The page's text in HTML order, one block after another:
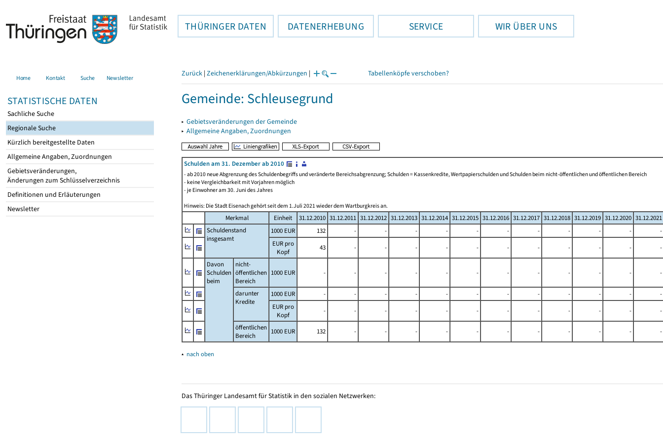
THÜRINGER DATEN DATENERHEBUNG SERVICE WIR ÜBER UNS
Home Kontakt Suche Newsletter
STATISTISCHE DATEN
Sachliche Suche
Regionale Suche
Kürzlich bereitgestellte Daten
Allgemeine Angaben, Zuordnungen
Gebietsveränderungen,
Änderungen zum Schlüsselverzeichnis
Definitionen und Erläuterungen
Newsletter
Zurück | Zeichenerklärungen/Abkürzungen | Tabellenköpfe verschoben?
Gemeinde: Schleusegrund
▸ Gebietsveränderungen der Gemeinde
▸ Allgemeine Angaben, Zuordnungen
Schulden am 31. Dezember ab 2010
- ab 2010 neue Abgrenzung des Schuldenbegriffs und veränderte Bereichsabgrenzung; Schulden = Kassenkredite, Wertpapierschulden und Schulden beim nicht-öffentlichen und öffentlichen Bereich
- keine Vergleichbarkeit mit Vorjahren möglich
- je Einwohner am 30. Juni des Jahres
Hinweis: Die Stadt Eisenach gehört seit dem 1.Juli 2021 wieder dem Wartburgkreis an.
Merkmal Einheit 31.12.2010 31.12.2011 31.12.2012 31.12.2013 31.12.2014 31.12.2015 31.12.2016 31.12.2017 31.12.2018 31.12.2019 31.12.2020 31.12.2021
Schuldenstand
insgesamt
1000 EUR 132 - - - - - - - - - -
-
EUR pro
Kopf
43 - - - - - - - - - -
-
Davon
Schulden
beim
nicht-
öffentlichen
Bereich
1000 EUR - - - - - - - - - - - -
darunter
Kredite
1000 EUR - - - - - - - - - - -
-
EUR pro
Kopf
- - - - - - - - - - -
-
öffentlichen
Bereich
1000 EUR 132 - - - - - - - - - - -
▴ nach oben
Das Thüringer Landesamt für Statistik in den sozialen Netzwerken: